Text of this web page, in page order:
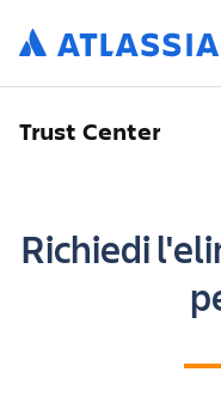
Trust Center
Richiedi